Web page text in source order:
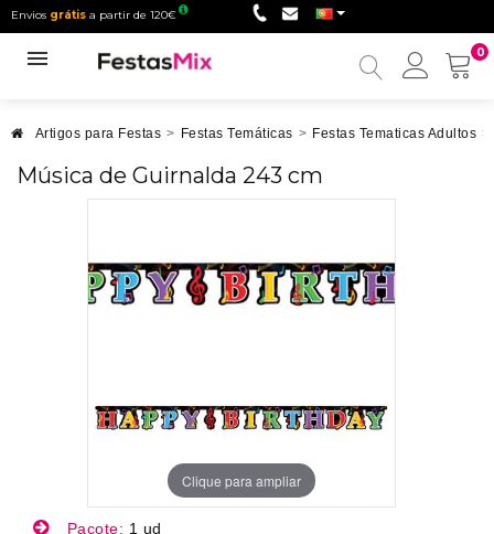
Envios grátis a partir de 120€
0
Minha
Artigos para Festas > Festas Temáticas > Festas Tematicas Adultos >
Música de Guirnalda 243 cm
Clique para ampliar
Pacote: 1 ud